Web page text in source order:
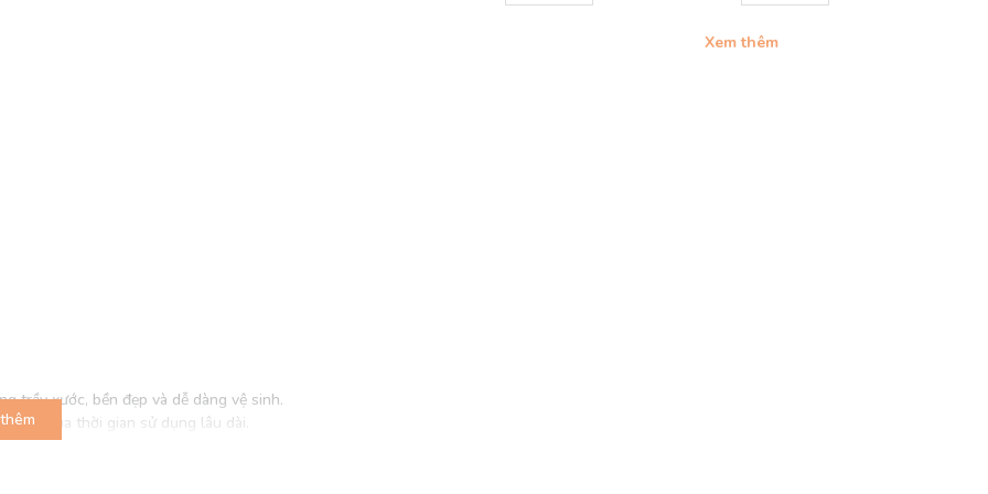
trầy xước, bền đẹp và dễ dàng vệ sinh.
dù qua thời gian sử dụng lâu dài.
Xem thêm